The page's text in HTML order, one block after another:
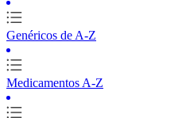
Genéricos de A-Z
Medicamentos A-Z